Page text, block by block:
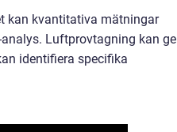
kan kvantitativa mätningar
Luftprovtagning kan ge
identifiera specifika